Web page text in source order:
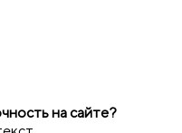
на сайте?